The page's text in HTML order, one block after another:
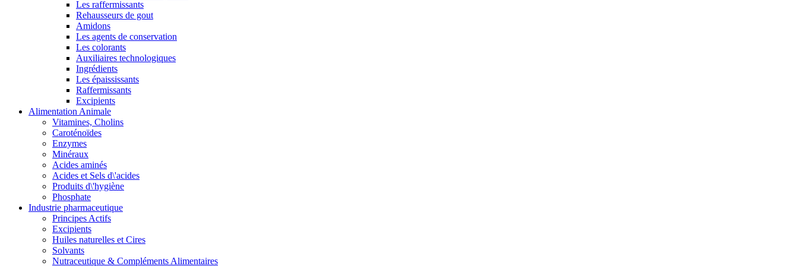
Les raffermissants
Rehausseurs de gout
Amidons
Les agents de conservation
Les colorants
Auxiliaires technologiques
Ingrédients
Les épaississants
Raffermissants
Excipients
Alimentation Animale
Vitamines, Cholins
Caroténoïdes
Enzymes
Minéraux
Acides aminés
Acides et Sels d\'acides
Produits d\'hygiène
Phosphate
Industrie pharmaceutique
Principes Actifs
Excipients
Huiles naturelles et Cires
Solvants
Nutraceutique & Compléments Alimentaires